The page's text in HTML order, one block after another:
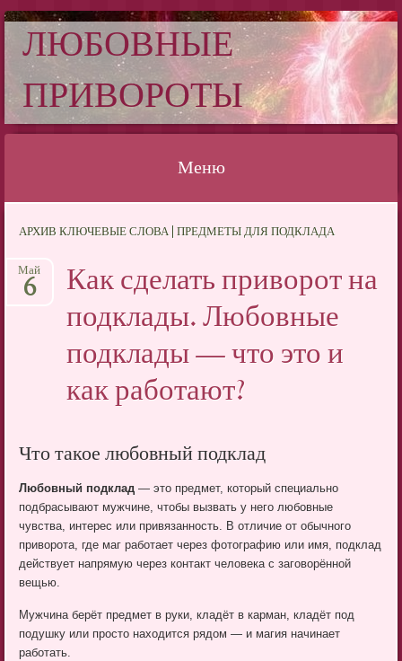
ЛЮБОВНЫЕ
ПРИВОРОТЫ
Меню
содержимому
АРХИВ КЛЮЧЕВЫЕ СЛОВА | ПРЕДМЕТЫ ДЛЯ ПОДКЛАДА
Как сделать приворот на
подклады. Любовные
подклады — что это и
как работают?
Май
6
Что такое любовный подклад
Любовный подклад — это предмет, который специально
подбрасывают мужчине, чтобы вызвать у него любовные
чувства, интерес или привязанность. В отличие от обычного
приворота, где маг работает через фотографию или имя, подклад
действует напрямую через контакт человека с заговорённой
вещью.
Мужчина берёт предмет в руки, кладёт в карман, кладёт под
подушку или просто находится рядом — и магия начинает
работать.